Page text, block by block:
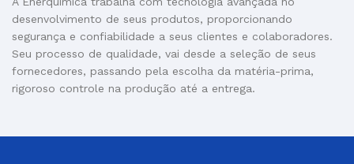
desenvolvimento de seus produtos, proporcionando
segurança e confiabilidade a seus clientes e colaboradores.
Seu processo de qualidade, vai desde a seleção de seus
fornecedores, passando pela escolha da matéria-prima,
rigoroso controle na produção até a entrega.